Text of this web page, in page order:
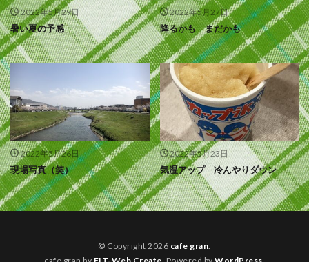
2022年5月29日
暑い夏の予感
2022年5月27日
降るかも まだかも
2022年5月26日
現場写真（笑）
2022年5月23日
気温アップ 冷んやりダウン
© Copyright 2026 cafe gran.